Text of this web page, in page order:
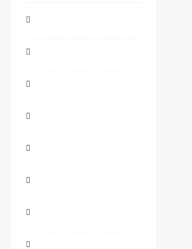







